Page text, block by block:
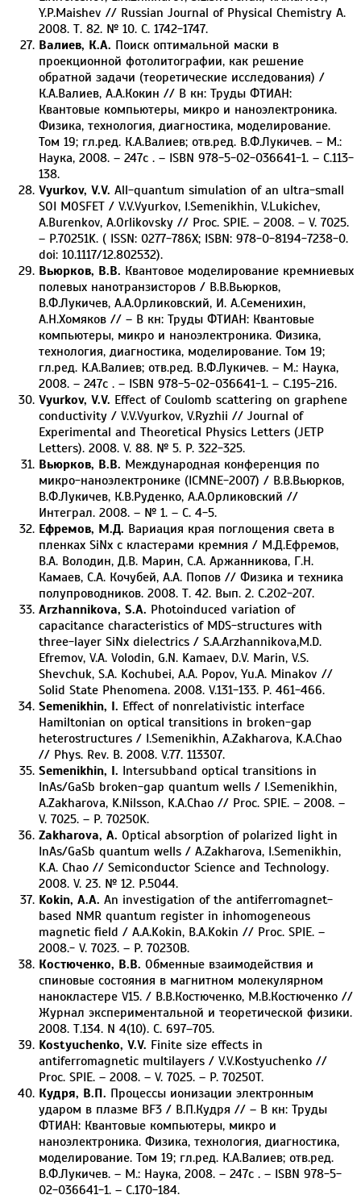
Y.P.Maishev // Russian Journal of Physical Chemistry A.
2008. Т. 82. № 10. С. 1742-1747.
Валиев, К.А. Поиск оптимальной маски в
проекционной фотолитографии, как решение
обратной задачи (теоретические исследования) /
К.А.Валиев, А.А.Кокин // В кн: Труды ФТИАН:
Квантовые компьютеры, микро и наноэлектроника.
Физика, технология, диагностика, моделирование.
Том 19; гл.ред. К.А.Валиев; отв.ред. В.Ф.Лукичев. – М.:
Наука, 2008. – 247c . – ISBN 978-5-02-036641-1. – С.113-
138.
Vyurkov, V.V. All-quantum simulation of an ultra-small
SOI MOSFET / V.V.Vyurkov, I.Semenikhin, V.Lukichev,
A.Burenkov, A.Orlikovsky // Proc. SPIE. – 2008. – V. 7025.
– P.70251K. ( ISSN: 0277-786X; ISBN: 978-0-8194-7238-0.
doi: 10.1117/12.802532).
Вьюрков, В.В. Квантовое моделирование кремниевых
полевых нанотранзисторов / В.В.Вьюрков,
В.Ф.Лукичев, А.А.Орликовский, И. А.Семенихин,
А.Н.Хомяков // – В кн: Труды ФТИАН: Квантовые
компьютеры, микро и наноэлектроника. Физика,
технология, диагностика, моделирование. Том 19;
гл.ред. К.А.Валиев; отв.ред. В.Ф.Лукичев. – М.: Наука,
2008. – 247c . – ISBN 978-5-02-036641-1. – C.195-216.
Vyurkov, V.V. Effect of Coulomb scattering on graphene
conductivity / V.V.Vyurkov, V.Ryzhii // Journal of
Experimental and Theoretical Physics Letters (JETP
Letters). 2008. V. 88. № 5. P. 322-325.
Вьюрков, В.В. Международная конференция по
микро-наноэлектронике (ICMNE-2007) / В.В.Вьюрков,
В.Ф.Лукичев, К.В.Руденко, А.А.Орликовский //
Интеграл. 2008. – № 1. – С. 4-5.
Ефремов, М.Д. Вариация края поглощения света в
пленках SiNx с кластерами кремния / М.Д.Ефремов,
В.А. Володин, Д.В. Марин, С.А. Аржанникова, Г.Н.
Камаев, С.А. Кочубей, А.А. Попов // Физика и техника
полупроводников. 2008. Т. 42. Вып. 2. С.202-207.
Arzhannikova, S.A. Photoinduced variation of
capacitance characteristics of MDS-structures with
three-layer SiNx dielectrics / S.A.Arzhannikova,M.D.
Efremov, V.A. Volodin, G.N. Kamaev, D.V. Marin, V.S.
Shevchuk, S.A. Kochubei, A.A. Popov, Yu.A. Minakov //
Solid State Phenomena. 2008. V.131-133. P. 461-466.
Semenikhin, I. Effect of nonrelativistic interface
Hamiltonian on optical transitions in broken-gap
heterostructures / I.Semenikhin, A.Zakharova, K.A.Chao
// Phys. Rev. B. 2008. V.77. 113307.
Semenikhin, I. Intersubband optical transitions in
InAs/GaSb broken-gap quantum wells / I.Semenikhin,
A.Zakharova, K.Nilsson, K.A.Chao // Proc. SPIE. – 2008. –
V. 7025. – P. 70250K.
Zakharova, A. Optical absorption of polarized light in
InAs/GaSb quantum wells / A.Zakharova, I.Semenikhin,
K.A. Chao // Semiconductor Science and Technology.
2008. V. 23. № 12. P.5044.
Kokin, A.A. An investigation of the antiferromagnet-
based NMR quantum register in inhomogeneous
magnetic field / A.A.Kokin, B.A.Kokin // Proc. SPIE. –
2008.- V. 7023. – P. 70230B.
Костюченко, В.В. Обменные взаимодействия и
спиновые состояния в магнитном молекулярном
нанокластере V15. / В.В.Костюченко, М.В.Костюченко //
Журнал экспериментальной и теоретической физики.
2008. Т.134. N 4(10). С. 697–705.
Kostyuchenko, V.V. Finite size effects in
antiferromagnetic multilayers / V.V.Kostyuchenko //
Proc. SPIE. – 2008. – V. 7025. – P. 70250T.
Кудря, В.П. Процессы ионизации электронным
ударом в плазме BF3 / В.П.Кудря // – В кн: Труды
ФТИАН: Квантовые компьютеры, микро и
наноэлектроника. Физика, технология, диагностика,
моделирование. Том 19; гл.ред. К.А.Валиев; отв.ред.
В.Ф.Лукичев. – М.: Наука, 2008. – 247c . – ISBN 978-5-
02-036641-1. – C.170-184.